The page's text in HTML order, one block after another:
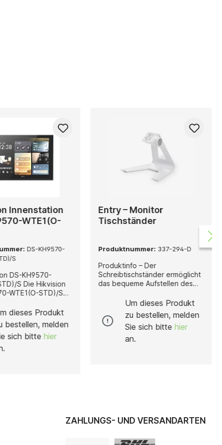
Innenstation
WTE1(O-
DS-KH9570-
S
DS-KH9570-
Hikvision
WTE1(O-STD)/S
die modernste
und Sicherheit
Design
eignet sich ideal für
in Wohnungen,
der Hik-
dieses Produkt
bestellen, melden
sich bittehier
Entry – Monitor
Tischständer
Produktnummer: 337-294-D
Produktinfo – Der
Schreibtischständer ermöglicht
das bequeme Aufstellen des
Schreibtisch oder einem
Tisch.Aufbau – Der Monitor
lässt sich mit den zum Produkt
gehörigen
Befestigungselementen einfach
Um dieses Produkt
zu bestellen, melden
Sie sich bittehier
an.
ZAHLUNGS- UND VERSANDARTEN